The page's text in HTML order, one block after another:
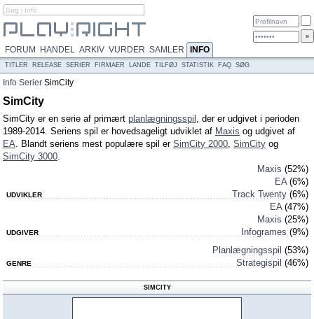
FORUM HANDEL ARKIV VURDER SAMLER INFO
TITLER RELEASE SERIER FIRMAER LANDE TILFØJ STATISTIK FAQ SØG
Info Serier SimCity
SimCity
SimCity er en serie af primært planlægningsspil , der er udgivet i perioden
1989-2014. Seriens spil er hovedsageligt udviklet af Maxis og udgivet af
EA. Blandt seriens mest populære spil er SimCity 2000, SimCity og
SimCity 3000.
UDVIKLER
Maxis (52%)
EA(6%)
Track Twenty (6%)
UDGIVER
EA(47%)
Maxis (25%)
Infogrames (9%)
GENRE
Planlægningsspil (53%)
Strategispil (46%)
SIMCITY